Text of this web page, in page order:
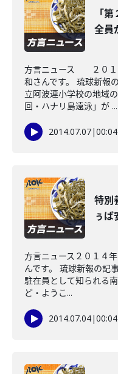
「
全員
方言ニュース ２０１
和さんです。 琉球新報
立阿波連小学校の地域
回・ハナリ島遠泳」が ...
2014.07.07|
特別
ぅば
方言ニュース２０１４
んです。 琉球新報の記
駐在員として知られる
ど・ようこ...
2014.07.04|